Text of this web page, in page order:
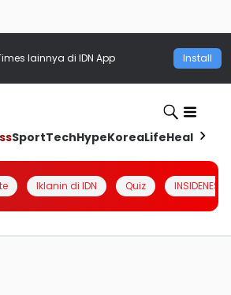
lainnya di IDN App Install
SportTechHypeKoreaLifeHealth
Iklanin di IDN Quiz INSIDENESIA